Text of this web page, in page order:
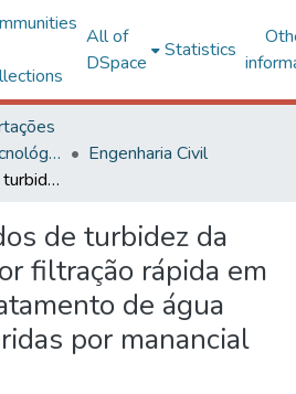
All of
DSpace
Statistics
Ciências Exatas e Tecnológicas
Engenharia Civil
Análise de dados de turbidez da água tratada por filtração rápida em estações de tratamento de água brasileiras supridas por manancial superficial
de turbidez da
filtração rápida em
de água
por manancial